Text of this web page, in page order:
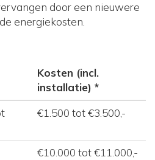
door een nieuwere
energiekosten.
Kosten (incl.
installatie) *
€1.500 tot €3.500,-
€10.000 tot €11.000,-